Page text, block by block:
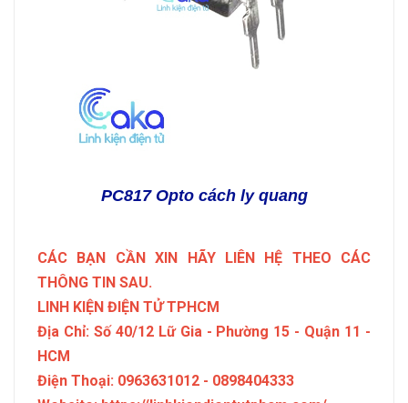
PC817 Opto cách ly quang
CÁC BẠN CẦN XIN HÃY LIÊN HỆ THEO CÁC
THÔNG TIN SAU.
LINH KIỆN ĐIỆN TỬ TPHCM
Địa Chỉ: Số 40/12 Lữ Gia - Phường 15 - Quận 11 -
HCM
Điện Thoại: 0963631012 - 0898404333